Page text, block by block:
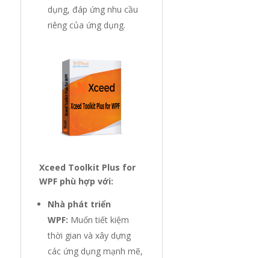
dụng, đáp ứng nhu cầu
riêng của ứng dụng.
Xceed Toolkit Plus for
WPF phù hợp với:
Nhà phát triển
WPF: Muốn tiết kiệm
thời gian và xây dựng
các ứng dụng mạnh mẽ,